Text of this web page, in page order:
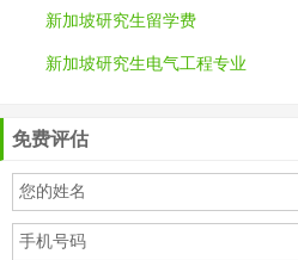
新加坡研究生留学费
新加坡研究生电气工程专业
免费评估